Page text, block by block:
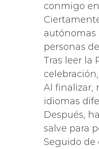
conmigo
autónomas
personas
Tras leer la
Al finalizar,
idiomas
Después,
salve para
Seguido de